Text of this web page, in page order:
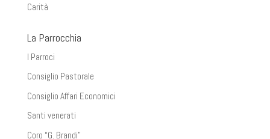
Carità
La Parrocchia
I Parroci
Consiglio Pastorale
Consiglio Affari Economici
Santi venerati
Coro “G. Brandi”